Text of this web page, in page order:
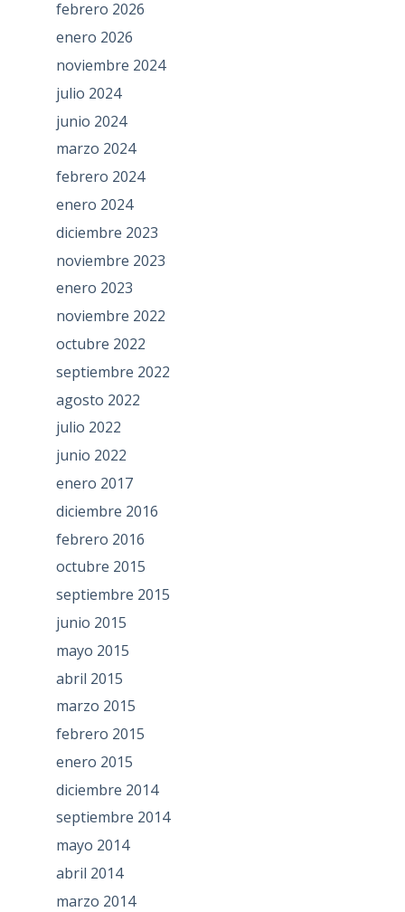
febrero 2026
enero 2026
noviembre 2024
julio 2024
junio 2024
marzo 2024
febrero 2024
enero 2024
diciembre 2023
noviembre 2023
enero 2023
noviembre 2022
octubre 2022
septiembre 2022
agosto 2022
julio 2022
junio 2022
enero 2017
diciembre 2016
febrero 2016
octubre 2015
septiembre 2015
junio 2015
mayo 2015
abril 2015
marzo 2015
febrero 2015
enero 2015
diciembre 2014
septiembre 2014
mayo 2014
abril 2014
marzo 2014